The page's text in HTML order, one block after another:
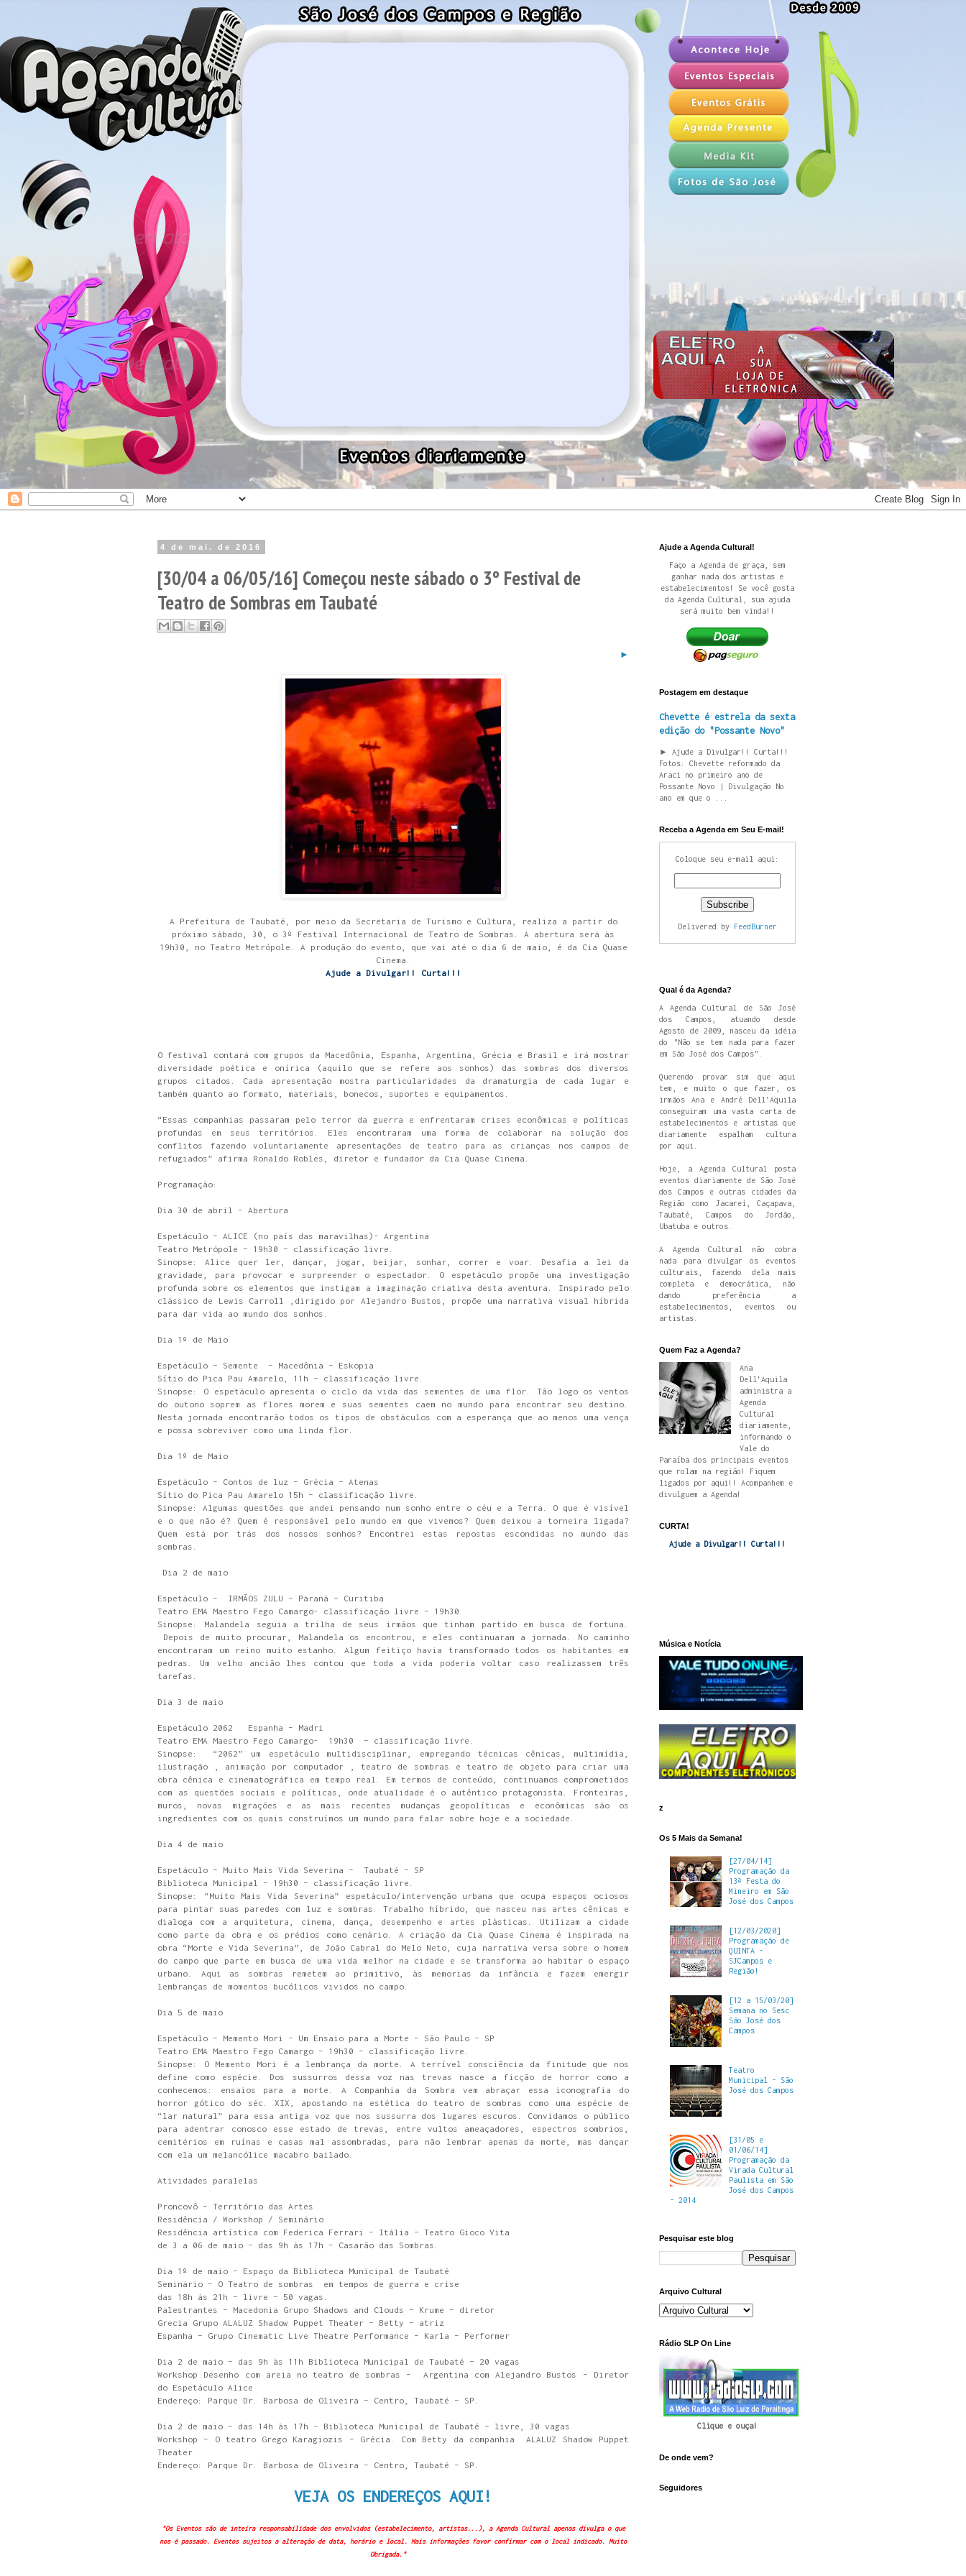
4 de mai. de 2016
[30/04 a 06/05/16] Começou neste sábado o 3º Festival de
Teatro de Sombras em Taubaté
►
A Prefeitura de Taubaté, por meio da Secretaria de Turismo e Cultura, realiza a partir do
próximo sábado, 30, o 3º Festival Internacional de Teatro de Sombras. A abertura será às
19h30, no Teatro Metrópole. A produção do evento, que vai até o dia 6 de maio, é da Cia Quase
Cinema.
Ajude a Divulgar!! Curta!!!
O festival contará com grupos da Macedônia, Espanha, Argentina, Grécia e Brasil e irá mostrar
diversidade poética e onírica (aquilo que se refere aos sonhos) das sombras dos diversos
grupos citados. Cada apresentação mostra particularidades da dramaturgia de cada lugar e
também quanto ao formato, materiais, bonecos, suportes e equipamentos.
“Essas companhias passaram pelo terror da guerra e enfrentaram crises econômicas e políticas
profundas em seus territórios. Eles encontraram uma forma de colaborar na solução dos
conflitos fazendo voluntariamente apresentações de teatro para as crianças nos campos de
refugiados” afirma Ronaldo Robles, diretor e fundador da Cia Quase Cinema.
Programação:
Dia 30 de abril – Abertura
Espetáculo – ALICE (no país das maravilhas)- Argentina
Teatro Metrópole – 19h30 – classificação livre.
Sinopse: Alice quer ler, dançar, jogar, beijar, sonhar, correr e voar. Desafia a lei da
gravidade, para provocar e surpreender o espectador. O espetáculo propõe uma investigação
profunda sobre os elementos que instigam a imaginação criativa desta aventura. Inspirado pelo
clássico de Lewis Carroll ,dirigido por Alejandro Bustos, propõe uma narrativa visual híbrida
para dar vida ao mundo dos sonhos.
Dia 1º de Maio
Espetáculo – Semente – Macedônia – Eskopia
Sítio do Pica Pau Amarelo, 11h – classificação livre.
Sinopse: O espetáculo apresenta o ciclo da vida das sementes de uma flor. Tão logo os ventos
do outono soprem as flores morem e suas sementes caem no mundo para encontrar seu destino.
Nesta jornada encontrarão todos os tipos de obstáculos com a esperança que ao menos uma vença
e possa sobreviver como uma linda flor.
Dia 1º de Maio
Espetáculo – Contos de luz – Grécia – Atenas
Sítio do Pica Pau Amarelo 15h – classificação livre.
Sinopse: Algumas questões que andei pensando num sonho entre o céu e a Terra. O que é visível
e o que não é? Quem é responsável pelo mundo em que vivemos? Quem deixou a torneira ligada?
Quem está por trás dos nossos sonhos? Encontrei estas repostas escondidas no mundo das
sombras.
Dia 2 de maio
Espetáculo – IRMÃOS ZULU – Paraná – Curitiba
Teatro EMA Maestro Fego Camargo- classificação livre – 19h30
Sinopse: Malandela seguia a trilha de seus irmãos que tinham partido em busca de fortuna.
Depois de muito procurar, Malandela os encontrou, e eles continuaram a jornada. No caminho
encontraram um reino muito estanho. Algum feitiço havia transformado todos os habitantes em
pedras. Um velho ancião lhes contou que toda a vida poderia voltar caso realizassem três
tarefas.
Dia 3 de maio
Espetáculo 2062 Espanha – Madri
Teatro EMA Maestro Fego Camargo- 19h30 – classificação livre.
Sinopse: “2062” um espetáculo multidisciplinar, empregando técnicas cênicas, multimídia,
ilustração , animação por computador , teatro de sombras e teatro de objeto para criar uma
obra cênica e cinematográfica em tempo real. Em termos de conteúdo, continuamos comprometidos
com as questões sociais e políticas, onde atualidade é o autêntico protagonista. Fronteiras,
muros, novas migrações e as mais recentes mudanças geopolíticas e econômicas são os
ingredientes com os quais construímos um mundo para falar sobre hoje e a sociedade.
Dia 4 de maio
Espetáculo – Muito Mais Vida Severina – Taubaté – SP
Biblioteca Municipal – 19h30 – classificação livre.
Sinopse: “Muito Mais Vida Severina” espetáculo/intervenção urbana que ocupa espaços ociosos
para pintar suas paredes com luz e sombras. Trabalho híbrido, que nasceu nas artes cênicas e
dialoga com a arquitetura, cinema, dança, desempenho e artes plásticas. Utilizam a cidade
como parte da obra e os prédios como cenário. A criação da Cia Quase Cinema é inspirada na
obra “Morte e Vida Severina”, de João Cabral do Melo Neto, cuja narrativa versa sobre o homem
do campo que parte em busca de uma vida melhor na cidade e se transforma ao habitar o espaço
urbano. Aqui as sombras remetem ao primitivo, às memorias da infância e fazem emergir
lembranças de momentos bucólicos vividos no campo.
Dia 5 de maio
Espetáculo – Memento Mori – Um Ensaio para a Morte – São Paulo – SP
Teatro EMA Maestro Fego Camargo – 19h30 – classificação livre.
Sinopse: O Memento Mori é a lembrança da morte. A terrível consciência da finitude que nos
define como espécie. Dos sussurros dessa voz nas trevas nasce a ficção de horror como a
conhecemos: ensaios para a morte. A Companhia da Sombra vem abraçar essa iconografia do
horror gótico do séc. XIX, apostando na estética do teatro de sombras como uma espécie de
“lar natural” para essa antiga voz que nos sussurra dos lugares escuros. Convidamos o público
para adentrar conosco esse estado de trevas, entre vultos ameaçadores, espectros sombrios,
cemitérios em ruínas e casas mal assombradas, para não lembrar apenas da morte, mas dançar
com ela um melancólice macabro bailado.
Atividades paralelas
Proncovô – Território das Artes
Residência / Workshop / Seminário
Residência artística com Federica Ferrari – Itália – Teatro Gioco Vita
de 3 a 06 de maio – das 9h às 17h – Casarão das Sombras.
Dia 1º de maio – Espaço da Biblioteca Municipal de Taubaté
Seminário – O Teatro de sombras em tempos de guerra e crise
das 18h ás 21h – livre – 50 vagas.
Palestrantes – Macedonia Grupo Shadows and Clouds – Krume – diretor
Grecia Grupo ALALUZ Shadow Puppet Theater – Betty – atriz
Espanha – Grupo Cinematic Live Theatre Performance – Karla – Performer
Dia 2 de maio – das 9h às 11h Biblioteca Municipal de Taubaté – 20 vagas
Workshop Desenho com areia no teatro de sombras – Argentina com Alejandro Bustos – Diretor
do Espetáculo Alice
Endereço: Parque Dr. Barbosa de Oliveira – Centro, Taubaté – SP.
Dia 2 de maio – das 14h às 17h – Biblioteca Municipal de Taubaté – livre, 30 vagas
Workshop – O teatro Grego Karagiozis – Grécia. Com Betty da companhia ALALUZ Shadow Puppet
Theater
Endereço: Parque Dr. Barbosa de Oliveira – Centro, Taubaté – SP.
VEJA OS ENDEREÇOS AQUI!
"Os Eventos são de inteira responsabilidade dos envolvidos (estabelecimento, artistas...), a Agenda Cultural apenas divulga o que
nos é passado. Eventos sujeitos a alteração de data, horário e local. Mais informações favor confirmar com o local indicado. Muito
Obrigada."
Ajude a Agenda Cultural!
Faço a Agenda de graça, sem
ganhar nada dos artistas e
estabelecimentos! Se você gosta
da Agenda Cultural, sua ajuda
será muito bem vinda!!
Postagem em destaque
Chevette é estrela da sexta
edição do "Possante Novo"
► Ajude a Divulgar!! Curta!!!
Fotos: Chevette reformado da
Araci no primeiro ano de
Possante Novo | Divulgação No
ano em que o ...
Receba a Agenda em Seu E-mail!
Coloque seu e-mail aqui:
Delivered by FeedBurner
Qual é da Agenda?
A Agenda Cultural de São José
dos Campos, atuando desde
Agosto de 2009, nasceu da idéia
do "Não se tem nada para fazer
em São José dos Campos".
Querendo provar sim que aqui
tem, e muito o que fazer, os
irmãos Ana e André Dell'Aquila
conseguiram uma vasta carta de
estabelecimentos e artistas que
diariamente espalham cultura
por aqui.
Hoje, a Agenda Cultural posta
eventos diariamente de São José
dos Campos e outras cidades da
Região como Jacareí, Caçapava,
Taubaté, Campos do Jordão,
Ubatuba e outros.
A Agenda Cultural não cobra
nada para divulgar os eventos
culturais, fazendo dela mais
completa e democrática, não
dando preferência a
estabelecimentos, eventos ou
artistas.
Quem Faz a Agenda?
Ana
Dell'Aquila
administra a
Agenda
Cultural
diariamente,
informando o
Vale do
Paraíba dos principais eventos
que rolam na região! Fiquem
ligados por aqui!! Acompanhem e
divulguem a Agenda!
CURTA!
Ajude a Divulgar!! Curta!!!
Música e Notícia
z
Os 5 Mais da Semana!
[27/04/14]
Programação da
13ª Festa do
Mineiro em São
José dos Campos
[12/03/2020]
Programação de
QUINTA -
SJCampos e
Região!
[12 a 15/03/20]
Semana no Sesc
São José dos
Campos
Teatro
Municipal - São
José dos Campos
[31/05 e
01/06/14]
Programação da
Virada Cultural
Paulista em São
José dos Campos
- 2014
Pesquisar este blog
Arquivo Cultural
Rádio SLP On Line
Clique e ouça!
De onde vem?
Seguidores